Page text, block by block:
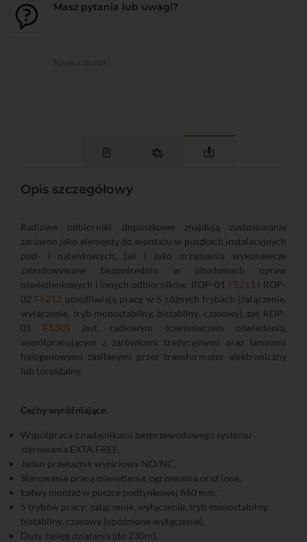
Masz pytania lub uwagi?
Opis szczegółowy
Radiowe odbiorniki dopuszkowe znajdują zastosowanie
zarówno jako elementy do montażu w puszkach instalacyjnych
pod- i natynkowych, jak i jako urządzenia wykonawcze
zabudowywane bezpośrednio w obudowach opraw
oświetleniowych i innych odbiorników. ROP-01 F5211 i ROP-
02 F5212 umożliwiają pracę w 5 różnych trybach (załączenie,
wyłączenie, tryb monostabilny, bistabilny, czasowy), zaś RDP-
01 F5301
jest radiowym ściemniaczem oświetlenia,
współpracującym z żarówkami tradycyjnymi oraz lampami
halogenowymi zasilanymi przez transformator elektroniczny
lub toroidalny.
Cechy wyróżniające:
Współpraca z nadajnikami bezprzewodowego systemu
sterowania EXTA FREE,
Jeden przekaźnik wyjściowy NO/NC,
Sterowanie pracą oświetlenia, ogrzewania oraz inne,
Łatwy montaż w puszce podtynkowej fi60 mm,
5 trybów pracy: załączenie, wyłączenie, tryb monostabilny,
bistabilny, czasowy (opóźnione wyłączenie),
Duży zasięg działania (do 230m),